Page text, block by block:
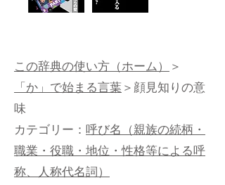
この辞典の使い方（ホーム）＞
「か」で始まる言葉＞顔見知りの意
味
カテゴリー： 呼び名（親族の続柄・
職業・役職・地位・性格等による呼
称、人称代名詞）